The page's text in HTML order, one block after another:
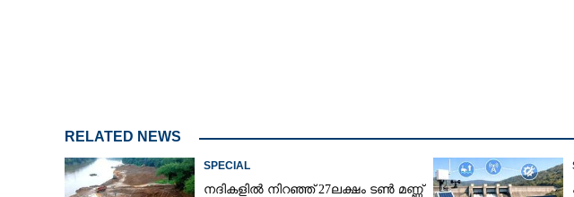
RELATED NEWS
SPECIAL
നദികളിൽ നിറഞ്ഞ് 27ലക്ഷം ടൺ മണ്ണ്